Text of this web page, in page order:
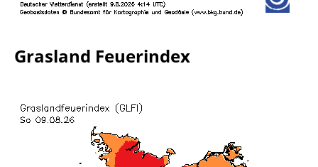
Grasland Feuerindex